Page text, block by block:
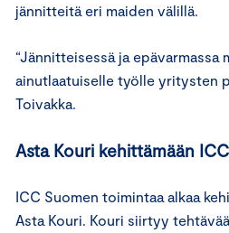
jännitteitä eri maiden välillä.
“Jännitteisessä ja epävarmassa
ainutlaatuiselle työlle yritysten
Toivakka.
Asta Kouri kehittämään
ICC Suomen toimintaa alkaa
Asta Kouri. Kouri siirtyy